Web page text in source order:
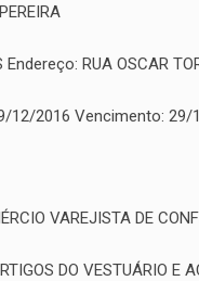
Endereço: RUA OSCAR
12/2016 Vencimento: 29/
VAREJISTA DE
DO VESTUÁRIO E